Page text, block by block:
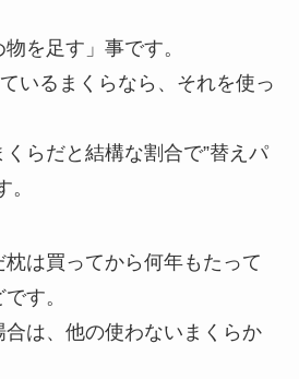
を足す」事です。
いるまくらなら、それを使っ
らだと結構な割合で”替えパ
。
は買ってから何年もたって
す。
は、他の使わないまくらか